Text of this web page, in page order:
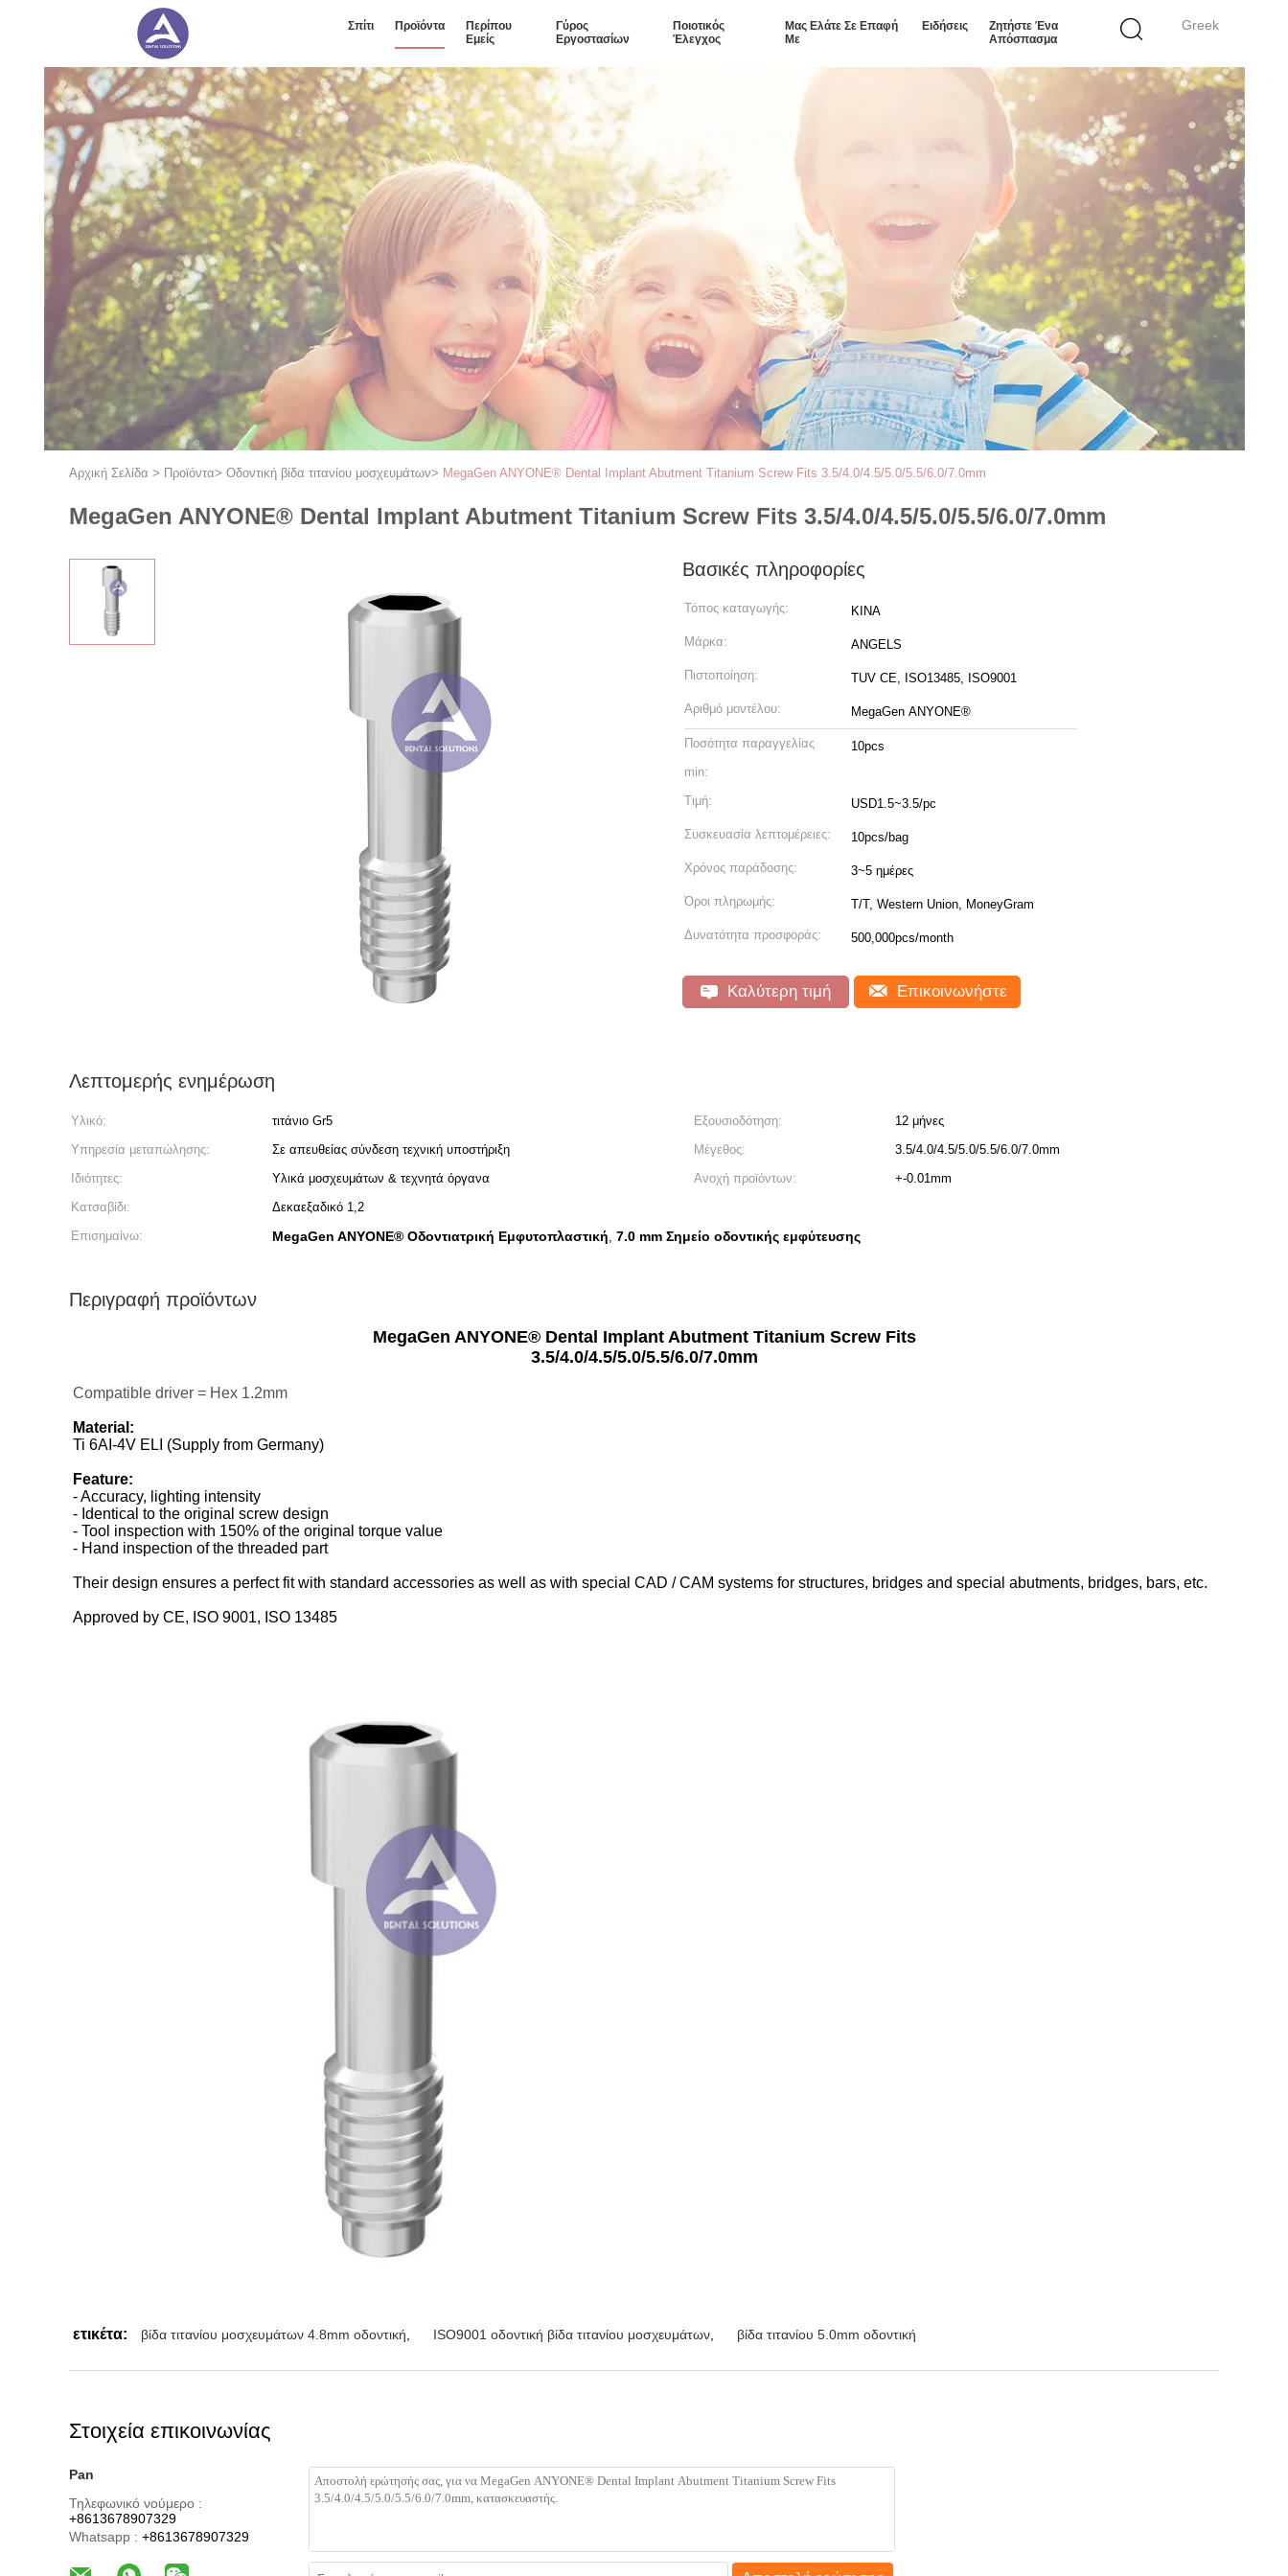
Greek
Σπίτι Προϊόντα
Περίπου
Εμείς
Γύρος
Εργοστασίων
Ποιοτικός
Έλεγχος
Μας Ελάτε Σε Επαφή
Με
Ειδήσεις
Ζητήστε Ένα
Απόσπασμα
Αρχική Σελίδα > Προϊόντα> Οδοντική βίδα τιτανίου μοσχευμάτων> MegaGen ANYONE® Dental Implant Abutment Titanium Screw Fits 3.5/4.0/4.5/5.0/5.5/6.0/7.0mm
MegaGen ANYONE® Dental Implant Abutment Titanium Screw Fits 3.5/4.0/4.5/5.0/5.5/6.0/7.0mm
Βασικές πληροφορίες
Τόπος καταγωγής: ΚΙΝΑ
Μάρκα: ANGELS
Πιστοποίηση: TUV CE, ISO13485, ISO9001
Αριθμό μοντέλου: MegaGen ANYONE®
Ποσότητα παραγγελίας
min:
10pcs
Τιμή: USD1.5~3.5/pc
Συσκευασία λεπτομέρειες: 10pcs/bag
Χρόνος παράδοσης: 3~5 ημέρες
Όροι πληρωμής: T/T, Western Union, MoneyGram
Δυνατότητα προσφοράς: 500,000pcs/month
Καλύτερη τιμή Επικοινωνήστε
Λεπτομερής ενημέρωση
Υλικό: τιτάνιο Gr5 Εξουσιοδότηση:
12 μήνες
Υπηρεσία μεταπώλησης:
Σε απευθείας σύνδεση τεχνική υποστήριξη Μέγεθος:
3.5/4.0/4.5/5.0/5.5/6.0/7.0mm
Ιδιότητες:
Υλικά μοσχευμάτων & τεχνητά όργανα Ανοχή προϊόντων:
+-0.01mm
Κατσαβίδι:
Δεκαεξαδικό 1,2
Επισημαίνω:
MegaGen ANYONE® Οδοντιατρική Εμφυτοπλαστική, 7.0 mm Σημείο οδοντικής εμφύτευσης
Περιγραφή προϊόντων
MegaGen ANYONE® Dental Implant Abutment Titanium Screw Fits
3.5/4.0/4.5/5.0/5.5/6.0/7.0mm
Compatible driver = Hex 1.2mm
Material:
Ti 6AI-4V ELI (Supply from Germany)
Feature:
- Accuracy, lighting intensity
- Identical to the original screw design
- Tool inspection with 150% of the original torque value
- Hand inspection of the threaded part
Their design ensures a perfect fit with standard accessories as well as with special CAD / CAM systems for structures, bridges and special abutments, bridges, bars, etc.
Approved by CE, ISO 9001, ISO 13485
ετικέτα: βίδα τιτανίου μοσχευμάτων 4.8mm οδοντική ISO9001 οδοντική βίδα τιτανίου μοσχευμάτων βίδα τιτανίου 5.0mm οδοντική
Στοιχεία επικοινωνίας
Pan
Τηλεφωνικό νούμερο :
+8613678907329
Whatsapp : +8613678907329